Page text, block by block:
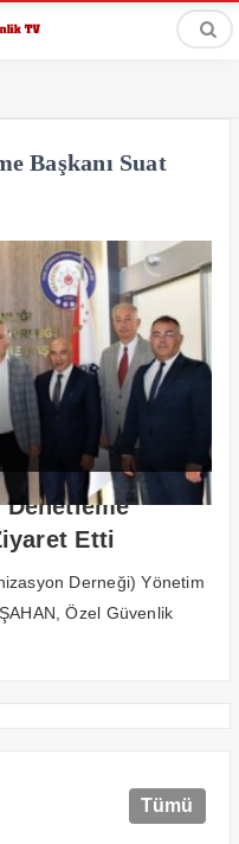
Başkanı Suat
Denetleme
Etti
Derneği) Yönetim
Özel Güvenlik
Tümü